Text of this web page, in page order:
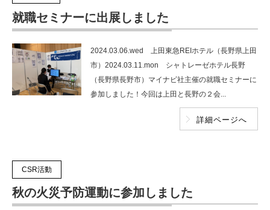
就職セミナーに出展しました
2024.03.06.wed 上田東急REIホテル（長野県上田
市）2024.03.11.mon シャトレーゼホテル長野
（長野県長野市）マイナビ社主催の就職セミナーに
参加しました！今回は上田と長野の２会...
詳細ページへ
CSR活動
秋の火災予防運動に参加しました